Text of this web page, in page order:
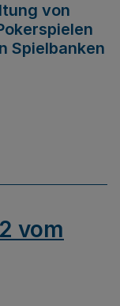
von
Spielbanken
vom